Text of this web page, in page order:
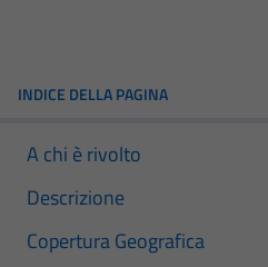
INDICE DELLA PAGINA
A chi è rivolto
Descrizione
Copertura Geografica